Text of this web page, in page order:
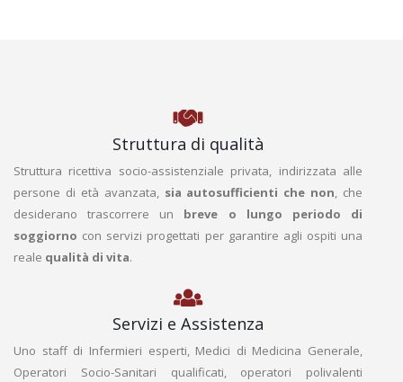
Struttura di qualità
Struttura ricettiva socio-assistenziale privata, indirizzata alle
persone di età avanzata, sia autosufficienti che non, che
desiderano trascorrere un breve o lungo periodo di
soggiorno con servizi progettati per garantire agli ospiti una
reale qualità di vita.
Servizi e Assistenza
Uno staff di Infermieri esperti, Medici di Medicina Generale,
Operatori Socio-Sanitari qualificati, operatori polivalenti